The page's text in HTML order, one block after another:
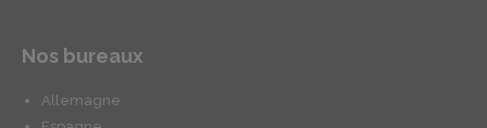
Nos bureaux
Allemagne